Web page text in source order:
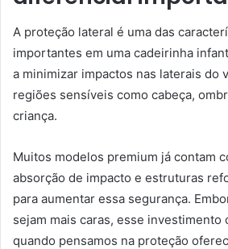
A proteção lateral é uma das
importantes em uma cadeirinha
a minimizar impactos nas laterais do
regiões sensíveis como cabeça,
criança.
Muitos modelos premium já contam
absorção de impacto e estruturas
para aumentar essa segurança.
sejam mais caras, esse investimento
quando pensamos na proteção